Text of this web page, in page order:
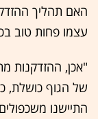
האם תהליך
עצמו פחות טוב
"אכן, ההזדקנות
של הגוף כושלת,
התיישנו